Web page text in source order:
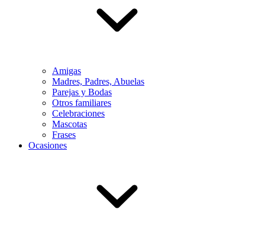
Amigas
Madres, Padres, Abuelas
Parejas y Bodas
Otros familiares
Celebraciones
Mascotas
Frases
Ocasiones